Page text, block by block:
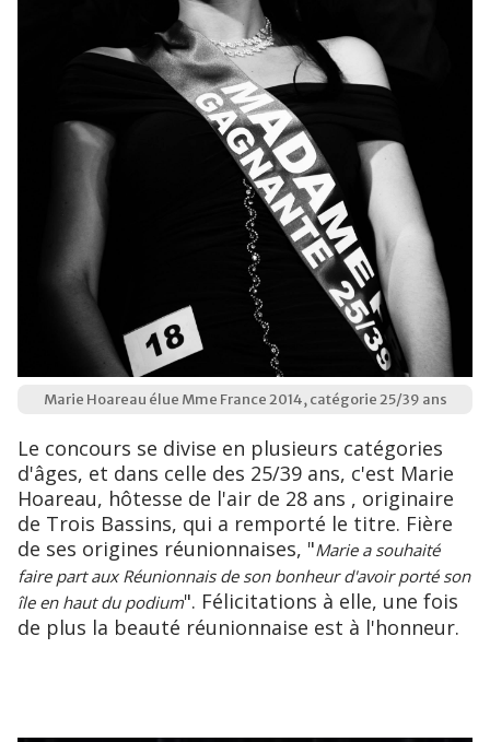
Marie Hoareau élue Mme France 2014, catégorie 25/39 ans
Le concours se divise en plusieurs catégories
d'âges, et dans celle des 25/39 ans, c'est Marie
Hoareau, hôtesse de l'air de 28 ans , originaire
de Trois Bassins, qui a remporté le titre. Fière
de ses origines réunionnaises, "Marie a souhaité
faire part aux Réunionnais de son bonheur d'avoir porté son
île en haut du podium". Félicitations à elle, une fois
de plus la beauté réunionnaise est à l'honneur.